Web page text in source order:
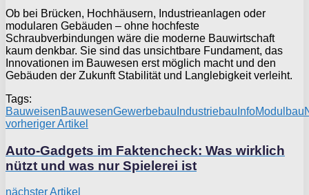
Ob bei Brücken, Hochhäusern, Industrieanlagen oder
modularen Gebäuden – ohne hochfeste
Schraubverbindungen wäre die moderne Bauwirtschaft
kaum denkbar. Sie sind das unsichtbare Fundament, das
Innovationen im Bauwesen erst möglich macht und den
Gebäuden der Zukunft Stabilität und Langlebigkeit verleiht.
Tags:
BauweisenBauwesenGewerbebau Industriebau InfoModulbau
vorheriger Artikel
Auto-Gadgets im Faktencheck: Was wirklich
nützt und was nur Spielerei ist
nächster Artikel